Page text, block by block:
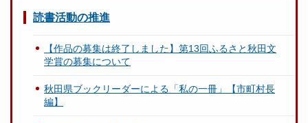
読書活動の推進
【作品の募集は終了しました】第13回ふるさと秋田文
学賞の募集について
秋田県ブックリーダーによる「私の一冊」【市町村長
編】